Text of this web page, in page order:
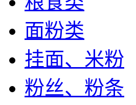
面粉类
挂面、米粉
粉丝、粉条